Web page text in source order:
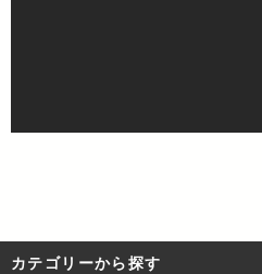
カテゴリーから探す